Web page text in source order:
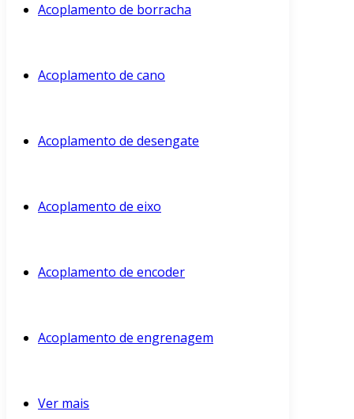
Acoplamento de borracha
Acoplamento de cano
Acoplamento de desengate
Acoplamento de eixo
Acoplamento de encoder
Acoplamento de engrenagem
Ver mais